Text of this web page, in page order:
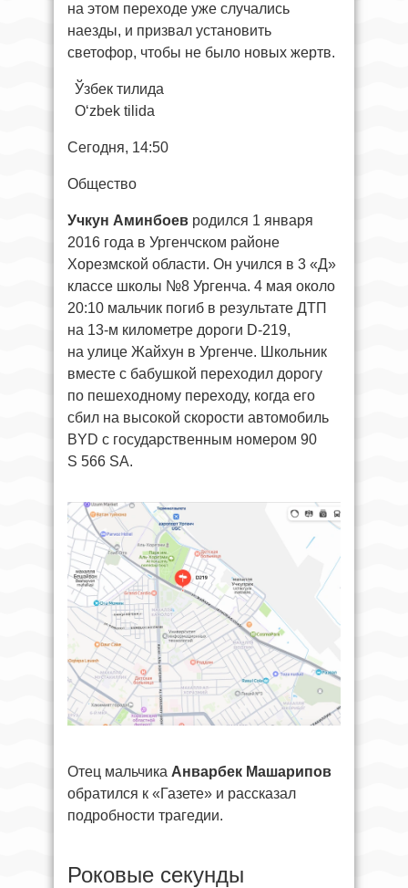
на этом переходе уже случались
наезды, и призвал установить
светофор, чтобы не было новых жертв.
Ўзбек тилида
O‘zbek tilida
Сегодня, 14:50
Общество
Учкун Аминбоев родился 1 января
2016 года в Ургенчском районе
Хорезмской области. Он учился в 3 «Д»
классе школы №8 Ургенча. 4 мая около
20:10 мальчик погиб в результате ДТП
на 13-м километре дороги D-219,
на улице Жайхун в Ургенче. Школьник
вместе с бабушкой переходил дорогу
по пешеходному переходу, когда его
сбил на высокой скорости автомобиль
BYD с государственным номером 90
S 566 SA.
Отец мальчика Анварбек Машарипов
обратился к «Газете» и рассказал
подробности трагедии.
Роковые секунды